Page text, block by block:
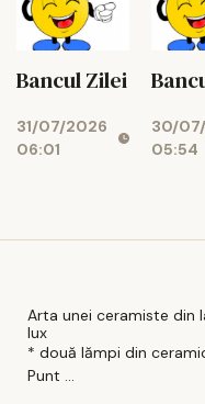
Bancul Zilei
31/07/2026
06:01
30/
05:54
Arta unei ceramiste din
lux
* două lămpi din
Punt ...